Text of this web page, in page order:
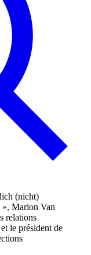
», Marion Van
relations
le président de